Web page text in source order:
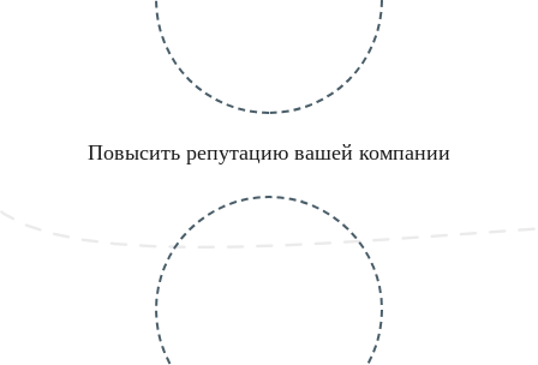
Повысить репутацию вашей компании